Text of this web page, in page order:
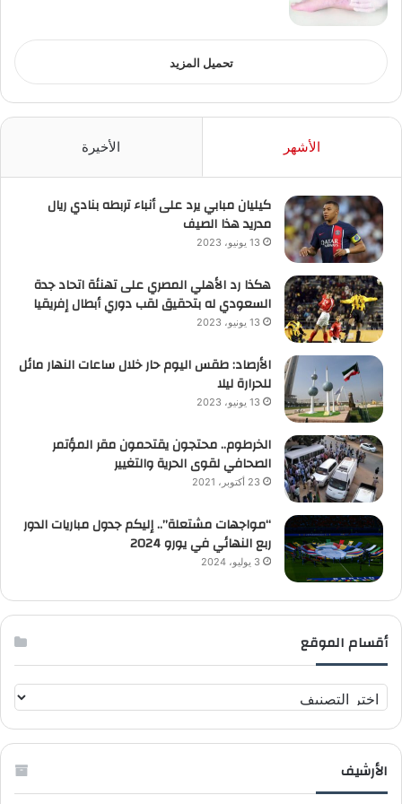
تحميل المزيد
الأشهر الأخيرة
كيليان مبابي يرد على أنباء تربطه بنادي ريال
مدريد هذا الصيف
13 يونيو، 2023
هكذا رد الأهلي المصري على تهنئة اتحاد جدة
السعودي له بتحقيق لقب دوري أبطال إفريقيا
13 يونيو، 2023
الأرصاد: طقس اليوم حار خلال ساعات النهار مائل
للحرارة ليلا
13 يونيو، 2023
الخرطوم.. محتجون يقتحمون مقر المؤتمر
الصحافي لقوى الحرية والتغيير
23 أكتوبر، 2021
“مواجهات مشتعلة”.. إليكم جدول مباريات الدور
ربع النهائي في يورو 2024
3 يوليو، 2024
أقسام الموقع
ق
س
م
الأرشيف